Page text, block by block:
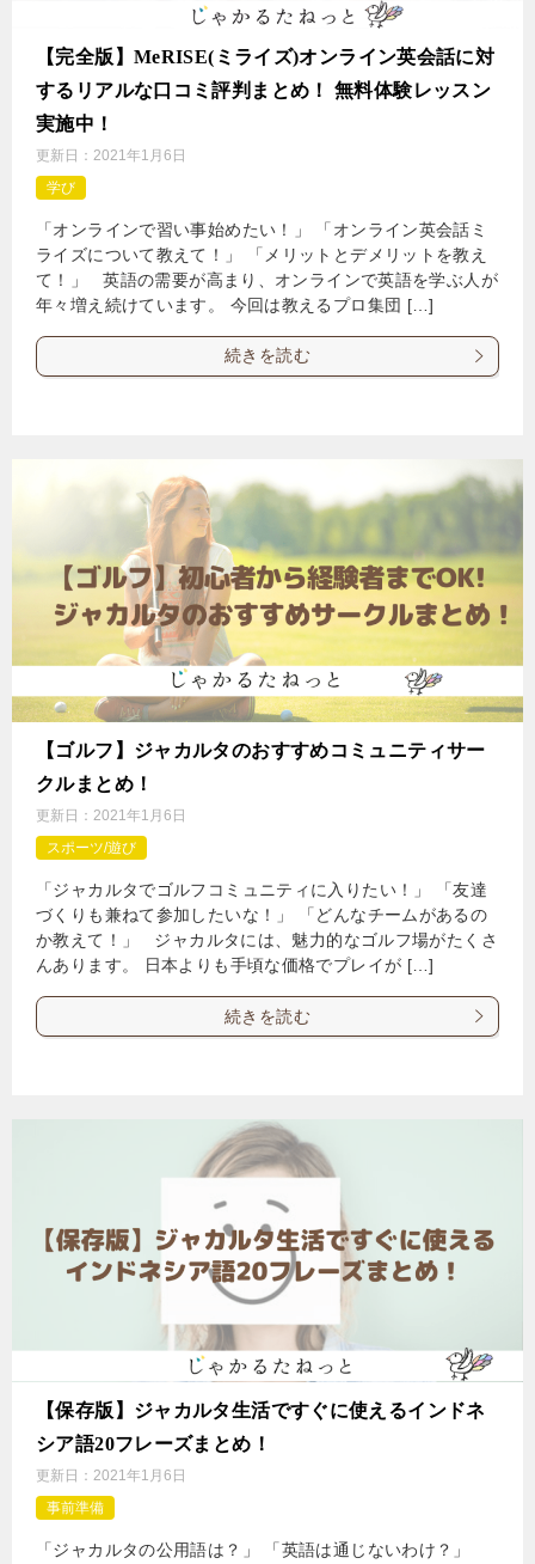
【完全版】MeRISE(ミライズ)オンライン英会話に対
するリアルな口コミ評判まとめ！ 無料体験レッスン
実施中！
更新日： 2021年1月6日
学び
「オンラインで習い事始めたい！」 「オンライン英会話ミ
ライズについて教えて！」 「メリットとデメリットを教え
て！」 英語の需要が高まり、オンラインで英語を学ぶ人が
年々増え続けています。 今回は教えるプロ集団 […]
続きを読む
【ゴルフ】ジャカルタのおすすめコミュニティサー
クルまとめ！
更新日： 2021年1月6日
スポーツ/遊び
「ジャカルタでゴルフコミュニティに入りたい！」 「友達
づくりも兼ねて参加したいな！」 「どんなチームがあるの
か教えて！」 ジャカルタには、魅力的なゴルフ場がたくさ
んあります。 日本よりも手頃な価格でプレイが […]
続きを読む
【保存版】ジャカルタ生活ですぐに使えるインドネ
シア語20フレーズまとめ！
更新日： 2021年1月6日
事前準備
「ジャカルタの公用語は？」 「英語は通じないわけ？」